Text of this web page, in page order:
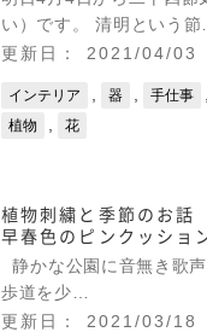
い）です。 清明という節
更新日： 2021/04/03
インテリア 器 手仕事
植物 花
植物刺繍と季節のお話
早春色のピンクッショ
静かな公園に音無き歌
歩道を少…
更新日： 2021/03/18